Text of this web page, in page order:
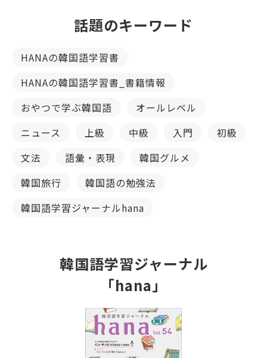
話題のキーワード
HANAの韓国語学習書
HANAの韓国語学習書_書籍情報
おやつで学ぶ韓国語
オールレベル
ニュース
上級 中級 入門
初級
文法
語彙・表現
韓国グルメ
韓国旅行
韓国語の勉強法
韓国語学習ジャーナルhana
韓国語学習ジャーナル
「hana」